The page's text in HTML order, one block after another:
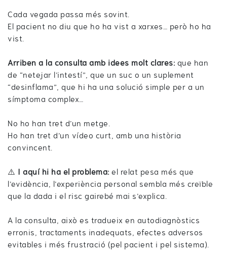
Cada vegada passa més sovint.
El pacient no diu que ho ha vist a xarxes… però ho ha
vist.
Arriben a la consulta amb idees molt clares:que han
de “netejar l’intestí”, que un suc o un suplement
“desinflama”, que hi ha una solució simple per a un
símptoma complex…
No ho han tret d’un metge.
Ho han tret d’un vídeo curt, amb una història
convincent.
⚠️ I aquí hi ha el problema:el relat pesa més que
l’evidència, l’experiència personal sembla més creïble
que la dada i el risc gairebé mai s’explica.
A la consulta, això es tradueix en autodiagnòstics
erronis, tractaments inadequats, efectes adversos
evitables i més frustració (pel pacient i pel sistema).